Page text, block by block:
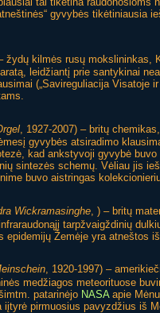
gyvybės tikėtiniausia
žydų kilmės rusų mokslininkas,
leidžiantį prie santykinai
(„Savireguliacija
, 1927-2007) – britų
gyvybės atsiradimo
kad ankstyvoji gyvybė
sintezės schemų. Vėliau jis
buvo aistringas
Wickramasinghe, ) – britų
tarpžvaigždinių
epidemijų Žemėje yra atneštos
, 1920-1997) –
medžiagos meteorituose
patarinėjo NASAapie
pirmuosius pavyzdžius iš